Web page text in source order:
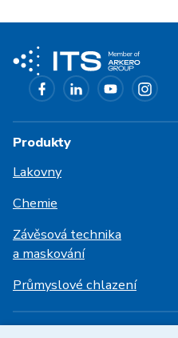
Produkty
Lakovny
Chemie
Závěsová technika
a maskování
Průmyslové chlazení